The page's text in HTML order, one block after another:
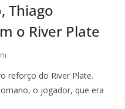
Thiago
o River Plate
reforço do River Plate.
o jogador, que era